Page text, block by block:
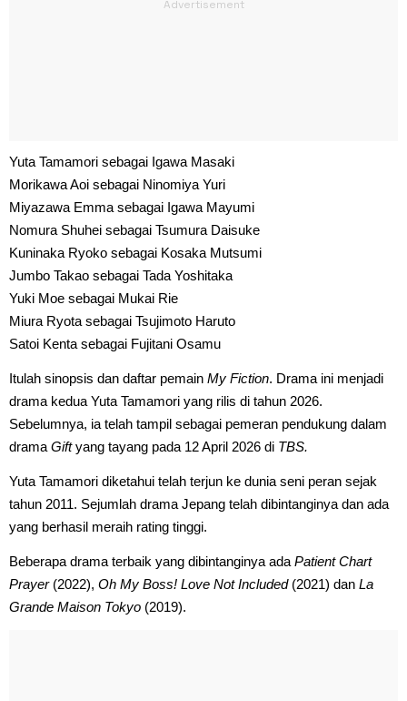
Yuta Tamamori sebagai Igawa Masaki
Morikawa Aoi sebagai Ninomiya Yuri
Miyazawa Emma sebagai Igawa Mayumi
Nomura Shuhei sebagai Tsumura Daisuke
Kuninaka Ryoko sebagai Kosaka Mutsumi
Jumbo Takao sebagai Tada Yoshitaka
Yuki Moe sebagai Mukai Rie
Miura Ryota sebagai Tsujimoto Haruto
Satoi Kenta sebagai Fujitani Osamu
Itulah sinopsis dan daftar pemain My Fiction. Drama ini menjadi
drama kedua Yuta Tamamori yang rilis di tahun 2026.
Sebelumnya, ia telah tampil sebagai pemeran pendukung dalam
drama Giftyang tayang pada 12 April 2026 di TBS.
Yuta Tamamori diketahui telah terjun ke dunia seni peran sejak
tahun 2011. Sejumlah drama Jepang telah dibintanginya dan ada
yang berhasil meraih rating tinggi.
Beberapa drama terbaik yang dibintanginya ada Patient Chart
Prayer(2022), Oh My Boss! Love Not Included(2021) dan La
Grande Maison Tokyo (2019).